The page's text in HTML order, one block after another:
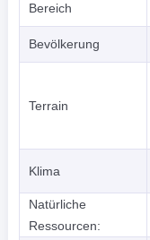
Bereich
Bevölkerung
Terrain
Klima
Natürliche
Ressourcen: